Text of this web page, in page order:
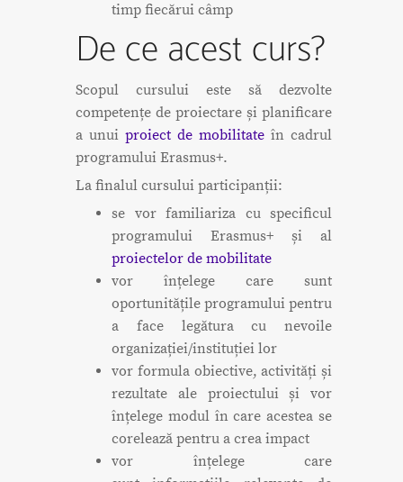
timp fiecărui câmp
De ce acest curs?
Scopul cursului este să dezvolte
competențe de proiectare și planificare
a unui proiect de mobilitate în cadrul
programului Erasmus+.
La finalul cursului participanții:
se vor familiariza cu specificul
programului Erasmus+ și al
proiectelor de mobilitate
vor înțelege care sunt
oportunitățile programului pentru
a face legătura cu nevoile
organizației/instituției lor
vor formula obiective, activități și
rezultate ale proiectului și vor
înțelege modul în care acestea se
corelează pentru a crea impact
vor înțelege care